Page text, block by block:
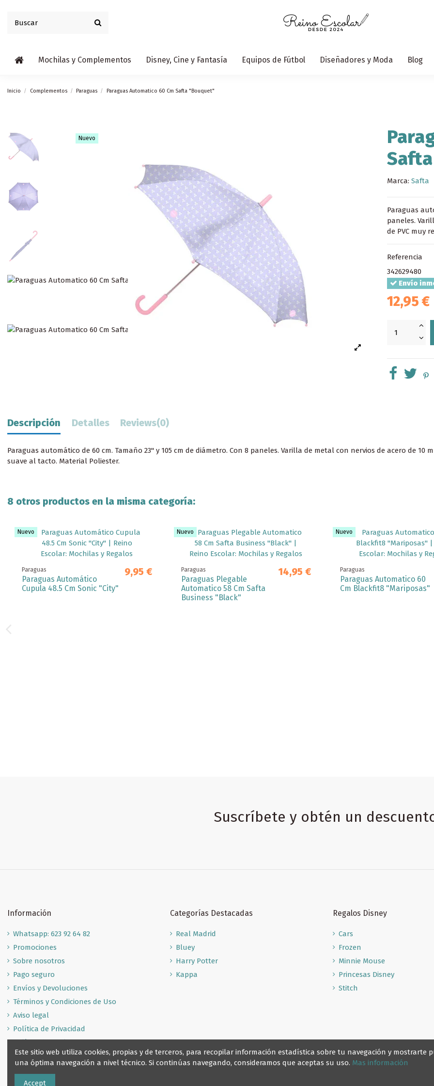
Mochilas y Complementos Disney, Cine y Fantasía Equipos de Fútbol Diseñadores y Moda Blog
Inicio Complementos Paraguas Paraguas Automatico 60 Cm Safta "Bouquet"
Nuevo
Marca: Safta
Paraguas
paneles.
de PVC muy
Referencia
342629480
Envío
12,95 €
Descripción Detalles Reviews(0)
Paraguas automático de 60 cm. Tamaño 23'' y 105 cm de diámetro. Con 8 paneles. Varilla de metal con nervios de acero de 10
suave al tacto. Material Poliester.
8 otros productos en la misma categoría:
Nuevo
Paraguas
Paraguas Automático
Cupula 48.5 Cm Sonic "City"
9,95 €
Nuevo
Paraguas
Paraguas Plegable
Automatico 58 Cm Safta
Business "Black"
14,95 €
Nuevo
Paraguas
Paraguas Automatico 60
Cm Blackfit8 "Mariposas"
Suscríbete y obtén un
Información
Whatsapp: 623 92 64 82
Promociones
Sobre nosotros
Pago seguro
Envíos y Devoluciones
Términos y Condiciones de Uso
Aviso legal
Política de Privacidad
Política de Cookies
Categorías Destacadas
Real Madrid
Bluey
Harry Potter
Kappa
Regalos Disney
Cars
Frozen
Minnie Mouse
Princesas Disney
Stitch
Este sitio web utiliza cookies, propias y de terceros, para recopilar información estadística sobre tu navegación y
una óptima navegación a nivel técnico. Si continúas navegando, consideramos que aceptas su uso. Mas información
Accept